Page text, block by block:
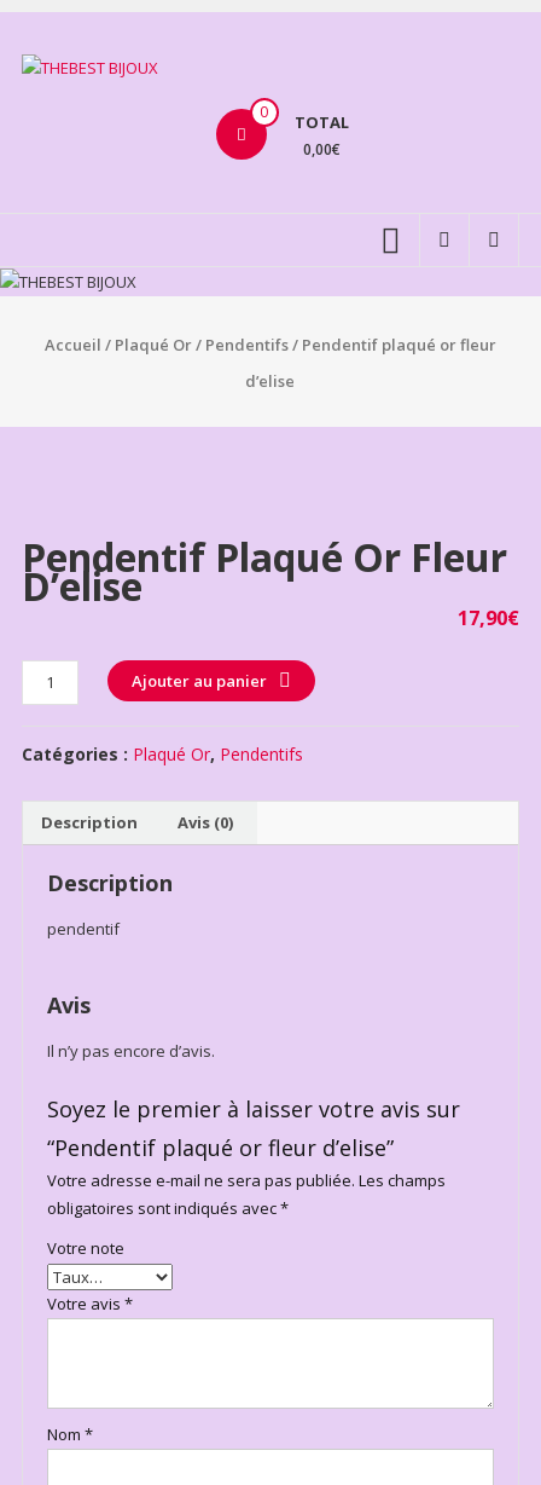
Aller
contenu
BIJOUX
0 TOTAL
0,00€
Accueil / Plaqué Or/ Pendentifs/ Pendentif plaqué or fleur
d’elise
Pendentif Plaqué Or Fleur
D’elise
17,90€
Quantité Ajouter au panier
Catégories : Plaqué Or, Pendentifs
Description Avis (0)
Description
pendentif
Avis
Il n’y pas encore d’avis.
Soyez le premier à laisser votre avis sur
“Pendentif plaqué or fleur d’elise”
Votre adresse e-mail ne sera pas publiée. Les champs
obligatoires sont indiqués avec*
Votre note
Votre avis *
Nom *